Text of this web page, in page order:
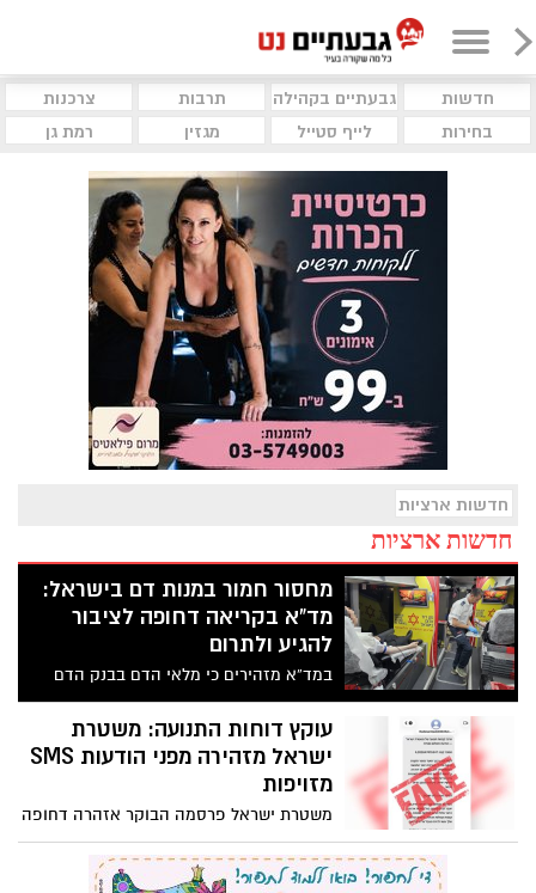
חדשות גבעתיים בקהילה תרבות
צרכנות
בחירות
לייף סטייל מגזין רמת גן
חדשות ארציות
חדשות ארציות
מחסור חמור במנות דם בישראל:
מד”א בקריאה דחופה לציבור
להגיע ולתרום
במד”א מזהירים כי מלאי הדם בבנק הדם
הלאומי נמצא ברמה נמוכה ומדאיגה, בעוד
הצורך במנות דם עבור חולי סרטן, יולדות,
פצועי תאונות דרכים, פצועי צה”ל ומטופלים
נוספים נמשך ללא הפסקה
עוקץ דוחות התנועה: משטרת
ישראל מזהירה מפני הודעות SMS
מזויפות
משטרת ישראל פרסמה הבוקר אזהרה דחופה
לנהגים ולכלל הציבור, בעקבות גל הודעות
טקסט (SMS) כוזבות המתחזות לדרישת